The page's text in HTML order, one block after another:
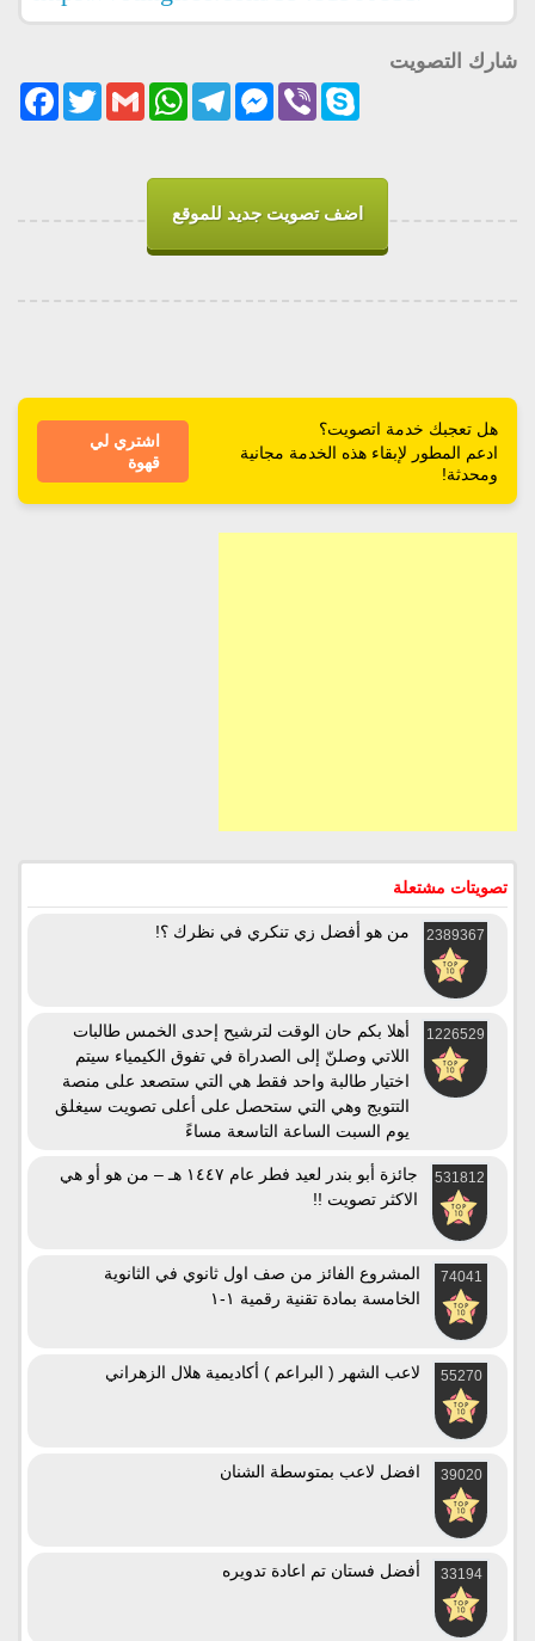
شارك التصويت
TwitterGmail
WhatsAppTelegram
Messenger ViberSkype
اضف تصويت جديد للموقع
هل تعجبك خدمة اتصويت؟
ادعم المطور لإبقاء هذه الخدمة مجانية
ومحدثة!
اشتري لي
قهوة
تصويتات مشتعلة
2389367 من هو أفضل زي تنكري في نظرك ؟!
1226529
أهلا بكم حان الوقت لترشيح إحدى الخمس طالبات
اللاتي وصلنّ إلى الصدراة في تفوق الكيمياء سيتم
اختيار طالبة واحد فقط هي التي ستصعد على منصة
التتويج وهي التي ستحصل على أعلى تصويت سيغلق
يوم السبت الساعة التاسعة مساءً
531812
جائزة أبو بندر لعيد فطر عام ١٤٤٧ هـ – من هو أو هي
الاكثر تصويت !!
74041
المشروع الفائز من صف اول ثانوي في الثانوية
الخامسة بمادة تقنية رقمية ١-١
55270 لاعب الشهر ( البراعم ) أكاديمية هلال الزهراني
39020 افضل لاعب بمتوسطة الشنان
33194 أفضل فستان تم اعادة تدويره